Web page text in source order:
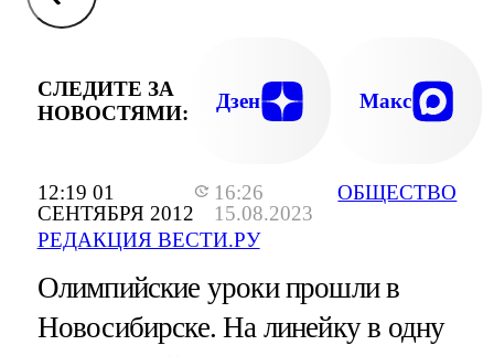
12:19 01
СЕНТЯБРЯ 2012
16:26
15.08.2023
РЕДАКЦИЯ ВЕСТИ.РУ
ОБЩЕСТВО
СЛЕДИТЕ ЗА
НОВОСТЯМИ:
Дзен Макс
Олимпийские уроки прошли в
Новосибирске. На линейку в одну